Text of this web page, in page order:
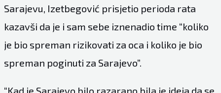
Sarajevu, Izetbegović prisjetio perioda rata
kazavši da je i sam sebe iznenadio time “koliko
je bio spreman rizikovati za oca i koliko je bio
spreman poginuti za Sarajevo”.
“Kad je Sarajevo bilo razarano bila je ideja da se